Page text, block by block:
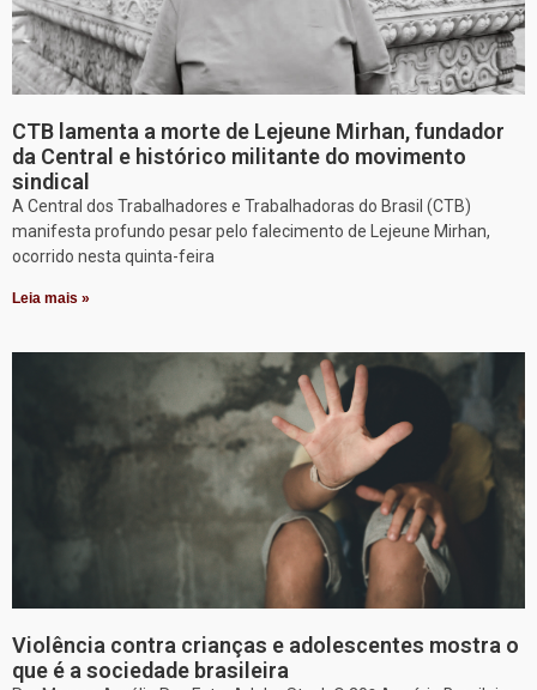
CTB lamenta a morte de Lejeune Mirhan, fundador
da Central e histórico militante do movimento
sindical
A Central dos Trabalhadores e Trabalhadoras do Brasil (CTB)
manifesta profundo pesar pelo falecimento de Lejeune Mirhan,
ocorrido nesta quinta-feira
Leia mais »
Violência contra crianças e adolescentes mostra o
que é a sociedade brasileira